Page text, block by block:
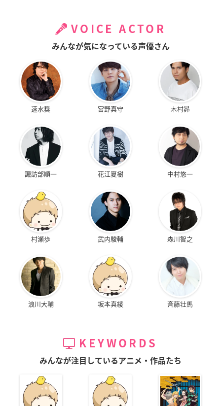
VOICE ACTOR
みんなが気になっている声優さん
速水奨 宮野真守 木村昴
諏訪部順一 花江夏樹 中村悠一
村瀬歩 武内駿輔 森川智之
浪川大輔 坂本真綾 斉藤壮馬
KEYWORDS
みんなが注目しているアニメ・作品たち